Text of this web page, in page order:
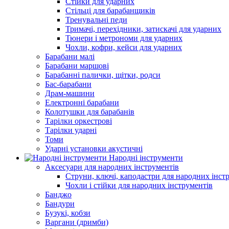
Стільці для барабанщиків
Тренувальні педи
Тримачі, перехідники, затискачі для ударних
Тюнери і метрономи для ударних
Чохли, кофри, кейси для ударних
Барабани малі
Барабани маршові
Барабанні палички, щітки, родси
Бас-барабани
Драм-машини
Електронні барабани
Колотушки для барабанів
Тарілки оркестрові
Тарілки ударні
Томи
Ударні установки акустичні
Народні інструменти
Аксесуари для народних інструментів
Струни, ключі, каподастри для народних
Чохли і стійки для народних інструментів
Банджо
Бандури
Бузукі, кобзи
Варгани (дримби)